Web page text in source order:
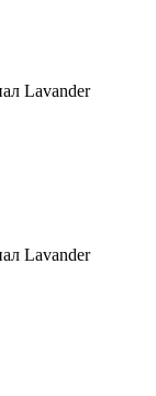
Lavander
Lavander